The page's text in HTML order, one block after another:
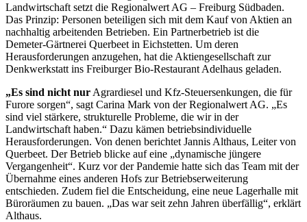
Landwirtschaft setzt die Regionalwert AG – Freiburg Südbaden.
Das Prinzip: Personen beteiligen sich mit dem Kauf von Aktien an
nachhaltig arbeitenden Betrieben. Ein Partnerbetrieb ist die
Demeter-Gärtnerei Querbeet in Eichstetten. Um deren
Herausforderungen anzugehen, hat die Aktiengesellschaft zur
Denkwerkstatt ins Freiburger Bio-Restaurant Adelhaus geladen.
„Es sind nicht nur Agrardiesel und Kfz-Steuersenkungen, die für
Furore sorgen“, sagt Carina Mark von der Regionalwert AG. „Es
sind viel stärkere, strukturelle Probleme, die wir in der
Landwirtschaft haben.“ Dazu kämen betriebsindividuelle
Herausforderungen. Von denen berichtet Jannis Althaus, Leiter von
Querbeet. Der Betrieb blicke auf eine „dynamische jüngere
Vergangenheit“. Kurz vor der Pandemie hatte sich das Team mit der
Übernahme eines anderen Hofs zur Betriebserweiterung
entschieden. Zudem fiel die Entscheidung, eine neue Lagerhalle mit
Büroräumen zu bauen. „Das war seit zehn Jahren überfällig“, erklärt
Althaus.